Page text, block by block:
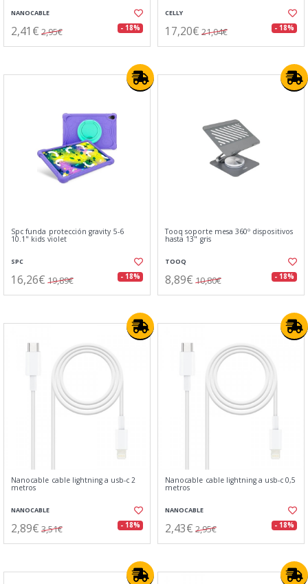
NANOCABLE
2,41€ 2,95€ - 18%
CELLY
17,20€ 21,04€ - 18%
Spc funda protección gravity 5-6
10.1" kids violet
SPC
16,26€ 19,89€ - 18%
Tooq soporte mesa 360º dispositivos
hasta 13" gris
TOOQ
8,89€ 10,80€ - 18%
Nanocable cable lightning a usb-c 2
metros
NANOCABLE
2,89€ 3,51€ - 18%
Nanocable cable lightning a usb-c 0,5
metros
NANOCABLE
2,43€ 2,95€ - 18%